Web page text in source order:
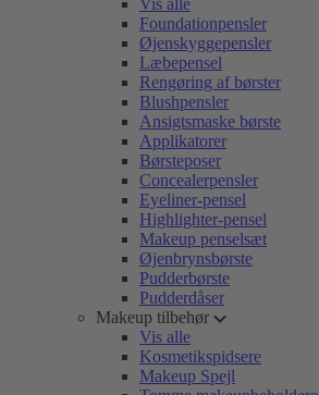
Vis alle
Foundationpensler
Øjenskyggepensler
Læbepensel
Rengøring af børster
Blushpensler
Ansigtsmaske børste
Applikatorer
Børsteposer
Concealerpensler
Eyeliner-pensel
Highlighter-pensel
Makeup penselsæt
Øjenbrynsbørste
Pudderbørste
Pudderdåser
Makeup tilbehør
Vis alle
Kosmetikspidsere
Makeup Spejl